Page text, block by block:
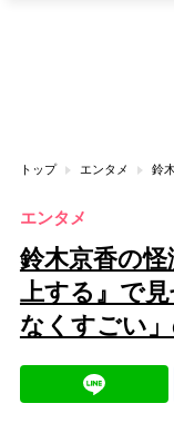
トップ エンタメ
エンタメ
鈴木京香の
上する』で
なくすごい